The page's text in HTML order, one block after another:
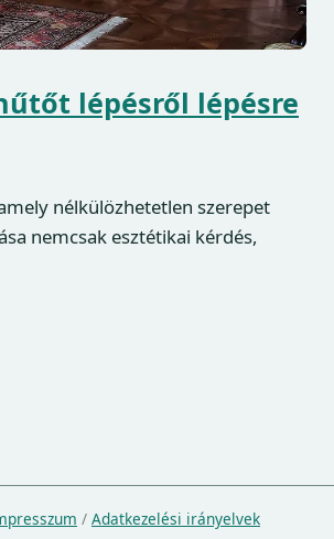
lépésről lépésre
nélkülözhetetlen szerepet
nemcsak esztétikai kérdés,
/ Adatkezelési irányelvek